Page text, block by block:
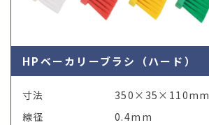
HPベーカリーブラシ（ハード）
寸法
350×35×110mm
線径
0.4mm